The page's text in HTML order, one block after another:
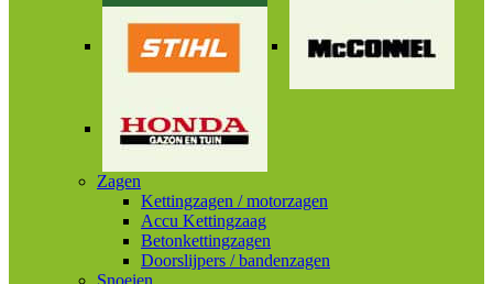
Zagen
Kettingzagen / motorzagen
Accu Kettingzaag
Betonkettingzagen
Doorslijpers / bandenzagen
Snoeien